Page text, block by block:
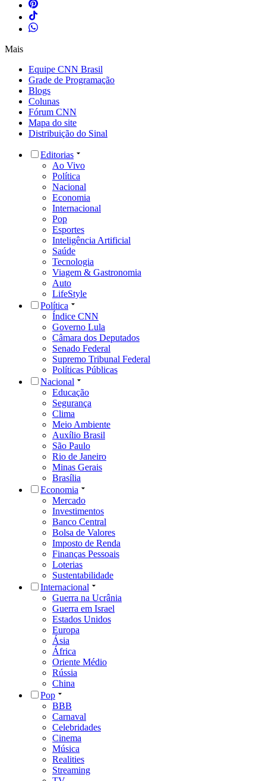
Mais
Equipe CNN Brasil
Grade de Programação
Blogs
Colunas
Fórum CNN
Mapa do site
Distribuição do Sinal
Editorias
Ao Vivo
Política
Nacional
Economia
Internacional
Pop
Esportes
Inteligência Artificial
Saúde
Tecnologia
Viagem & Gastronomia
Auto
LifeStyle
Política
Índice CNN
Governo Lula
Câmara dos Deputados
Senado Federal
Supremo Tribunal Federal
Políticas Públicas
Nacional
Educação
Segurança
Clima
Meio Ambiente
Auxílio Brasil
São Paulo
Rio de Janeiro
Minas Gerais
Brasília
Economia
Mercado
Investimentos
Banco Central
Bolsa de Valores
Imposto de Renda
Finanças Pessoais
Loterias
Sustentabilidade
Internacional
Guerra na Ucrânia
Guerra em Israel
Estados Unidos
Europa
Ásia
África
Oriente Médio
Rússia
China
Pop
BBB
Carnaval
Celebridades
Cinema
Música
Realities
Streaming